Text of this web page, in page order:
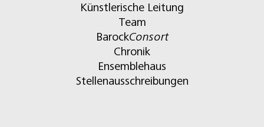
Künstlerische Leitung
Team
BarockConsort
Chronik
Ensemblehaus
Stellenausschreibungen